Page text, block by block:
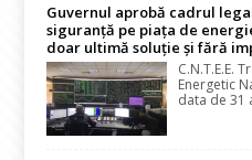
Guvernul aprobă cadrul
siguranță pe piața de
doar ultimă soluție și fără
C.N.T.E.E.
Energetic
data de 31